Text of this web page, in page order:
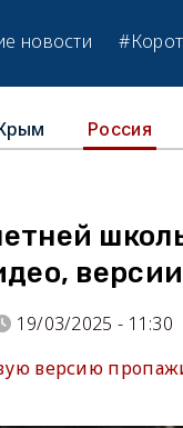
новости
Россия
версии
19/03/2025 - 11:30
версию